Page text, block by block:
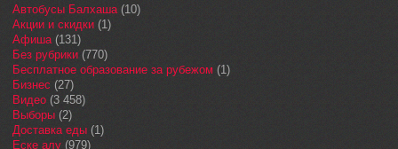
Автобусы Балхаша(10)
Акции и скидки (1)
Афиша(131)
Без рубрики (770)
Бесплатное образование за рубежом (1)
Бизнес (27)
Видео (3 458)
Выборы (2)
Доставка еды (1)
Еске алу (979)